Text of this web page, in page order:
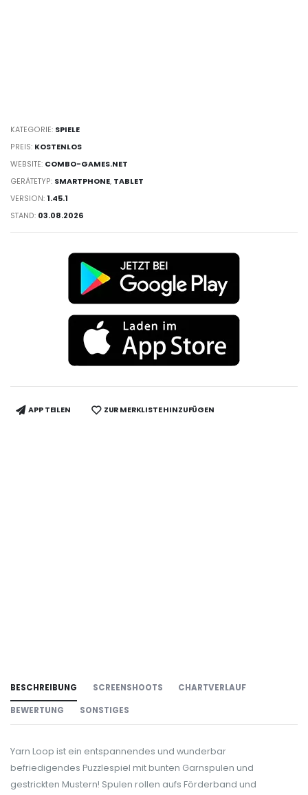
KATEGORIE: SPIELE
PREIS: KOSTENLOS
WEBSITE: COMBO-GAMES.NET
GERÄTETYP: SMARTPHONE, TABLET
VERSION: 1.45.1
STAND: 03.08.2026
APP TEILEN ZUR MERKLISTE HINZUFÜGEN
BESCHREIBUNG SCREENSHOOTS CHARTVERLAUF
BEWERTUNG SONSTIGES
Yarn Loop ist ein entspannendes und wunderbar
befriedigendes Puzzlespiel mit bunten Garnspulen und
gestrickten Mustern! Spulen rollen aufs Förderband und